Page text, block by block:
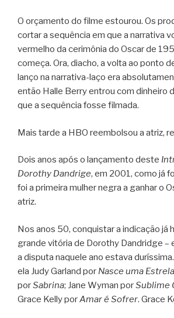
O orçamento do filme estourou. Os
cortar a sequência em que a narrativa
vermelho da cerimônia do Oscar de
começa. Ora, diacho, a volta ao ponto
lanço na narrativa-laço era
então Halle Berry entrou com dinheiro
que a sequência fosse filmada.
Mais tarde a HBO reembolsou a atriz,
Dois anos após o lançamento deste
Dorothy Dandrige, em 2001, como já
foi a primeira mulher negra a ganhar o
atriz.
Nos anos 50, conquistar a indicação já
grande vitória de Dorothy Dandridge –
a disputa naquele ano estava
ela Judy Garland por Nasce uma Estrela
porSabrina; Jane Wyman porSublime
Grace Kelly porAmar é Sofrer. Grace